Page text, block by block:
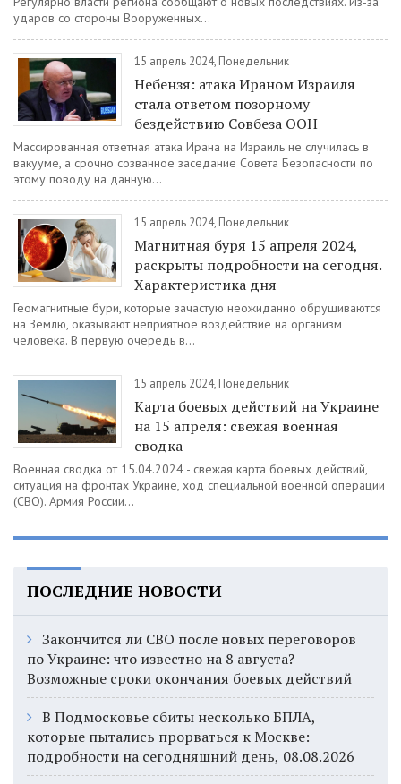
ударов со стороны Вооруженных...
15 апрель 2024, Понедельник
Небензя: атака Ираном Израиля
стала ответом позорному
бездействию Совбеза ООН
Массированная ответная атака Ирана на Израиль не случилась в
вакууме, а срочно созванное заседание Совета Безопасности по
этому поводу на данную...
15 апрель 2024, Понедельник
Магнитная буря 15 апреля 2024,
раскрыты подробности на сегодня.
Характеристика дня
Геомагнитные бури, которые зачастую неожиданно обрушиваются
на Землю, оказывают неприятное воздействие на организм
человека. В первую очередь в...
15 апрель 2024, Понедельник
Карта боевых действий на Украине
на 15 апреля: свежая военная
сводка
Военная сводка от 15.04.2024 - свежая карта боевых действий,
ситуация на фронтах Украине, ход специальной военной операции
(СВО). Армия России...
ПОСЛЕДНИЕ НОВОСТИ
Закончится ли СВО после новых переговоров
по Украине: что известно на 8 августа?
Возможные сроки окончания боевых действий
В Подмосковье сбиты несколько БПЛА,
которые пытались прорваться к Москве:
подробности на сегодняшний день, 08.08.2026